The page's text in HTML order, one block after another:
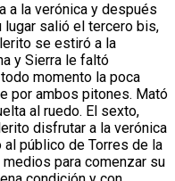
a la verónica y después
lugar salió el tercero bis,
se estiró a la
y Sierra le faltó
momento la poca
por ambos pitones. Mató
al ruedo. El sexto,
disfrutar a la verónica
público de Torres de la
para comenzar su